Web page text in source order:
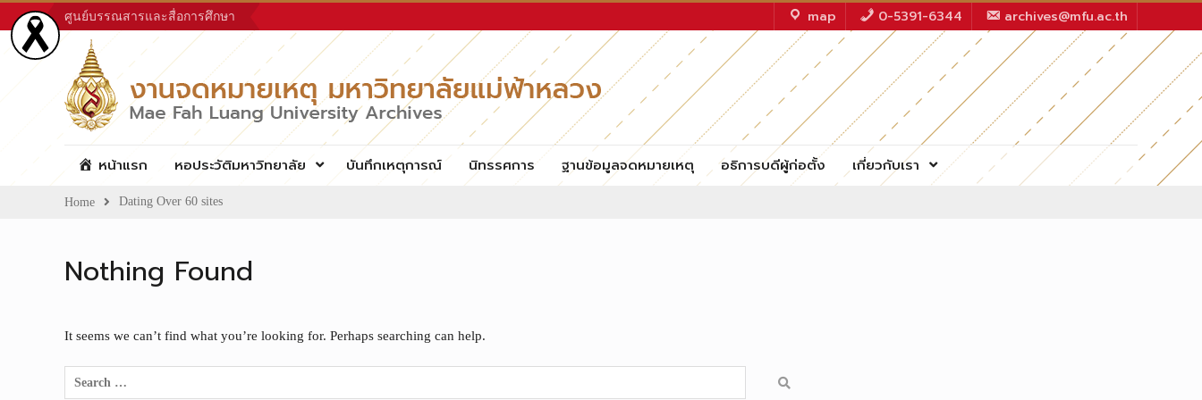
to
content
ศูนย์บรรณสารและสื่อการศึกษา map 0-5391-6344 archives@mfu.ac.th
หน้าแรก หอประวัติมหาวิทยาลัย บันทึกเหตุการณ์ นิทรรศการ ฐานข้อมูลจดหมายเหตุ อธิการบดีผู้ก่อตั้ง เกี่ยวกับเรา
Home Dating Over 60 sites
Nothing Found
It seems we can’t find what you’re looking for. Perhaps searching can help.
Search
for: